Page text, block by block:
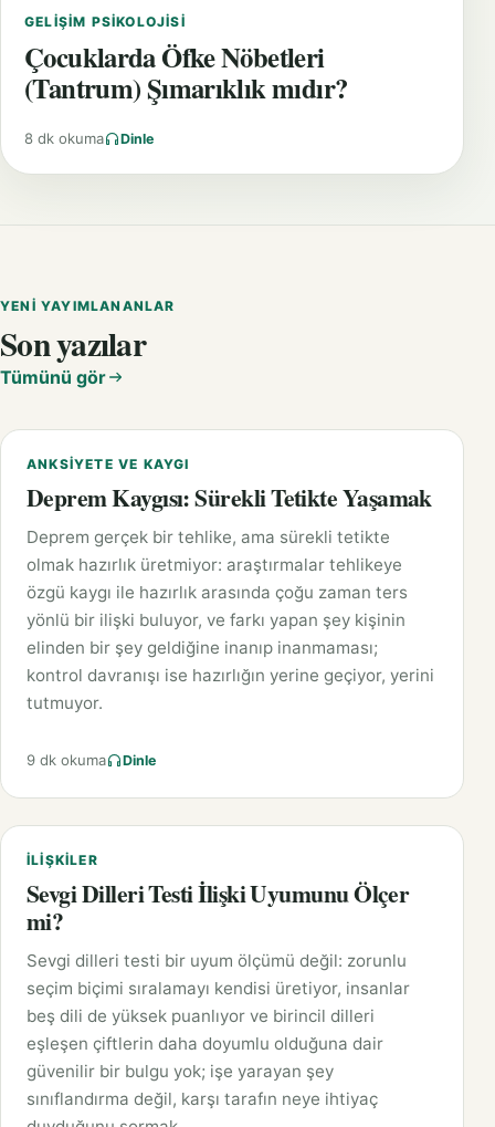
GELIŞIM PSIKOLOJISI
Çocuklarda Öfke Nöbetleri
(Tantrum) Şımarıklık mıdır?
8 dk okuma Dinle
YENI YAYIMLANANLAR
Son yazılar
Tümünü gör
ANKSIYETE VE KAYGI
Deprem Kaygısı: Sürekli Tetikte Yaşamak
Deprem gerçek bir tehlike, ama sürekli tetikte
olmak hazırlık üretmiyor: araştırmalar tehlikeye
özgü kaygı ile hazırlık arasında çoğu zaman ters
yönlü bir ilişki buluyor, ve farkı yapan şey kişinin
elinden bir şey geldiğine inanıp inanmaması;
kontrol davranışı ise hazırlığın yerine geçiyor, yerini
tutmuyor.
9 dk okuma Dinle
İLIŞKILER
Sevgi Dilleri Testi İlişki Uyumunu Ölçer
mi?
Sevgi dilleri testi bir uyum ölçümü değil: zorunlu
seçim biçimi sıralamayı kendisi üretiyor, insanlar
beş dili de yüksek puanlıyor ve birincil dilleri
eşleşen çiftlerin daha doyumlu olduğuna dair
güvenilir bir bulgu yok; işe yarayan şey
sınıflandırma değil, karşı tarafın neye ihtiyaç